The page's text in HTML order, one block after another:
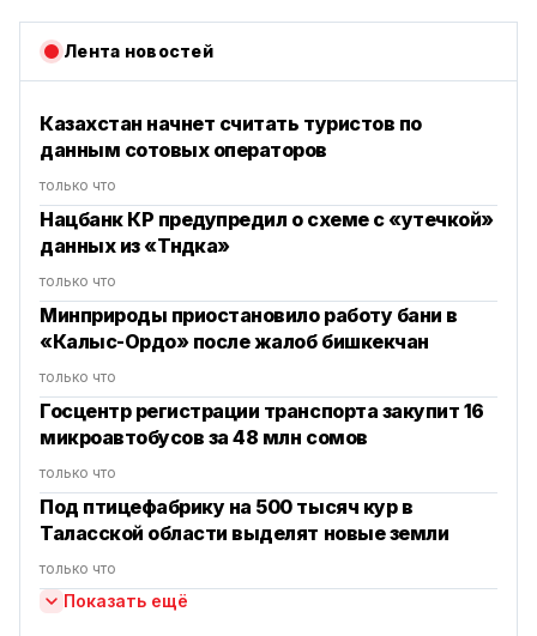
Лента новостей
Казахстан начнет считать туристов по
данным сотовых операторов
только что
Нацбанк КР предупредил о схеме с «утечкой»
данных из «Түндүка»
только что
Минприроды приостановило работу бани в
«Калыс-Ордо» после жалоб бишкекчан
только что
Госцентр регистрации транспорта закупит 16
микроавтобусов за 48 млн сомов
только что
Под птицефабрику на 500 тысяч кур в
Таласской области выделят новые земли
только что
Показать ещё